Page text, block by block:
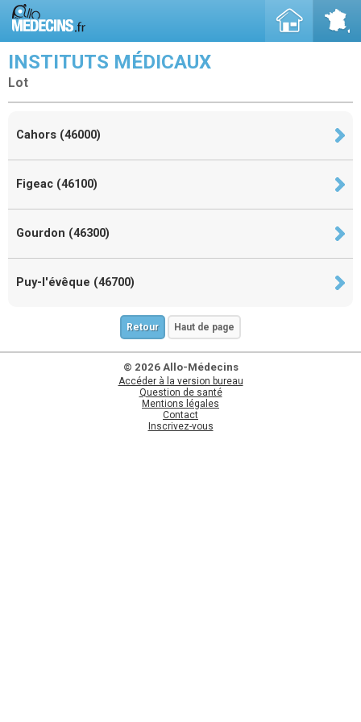
INSTITUTS MÉDICAUX
Lot
Cahors (46000)
Figeac (46100)
Gourdon (46300)
Puy-l'évêque (46700)
Retour Haut de page
© 2026 Allo-Médecins
Accéder à la version bureau
Question de santé
Mentions légales
Contact
Inscrivez-vous